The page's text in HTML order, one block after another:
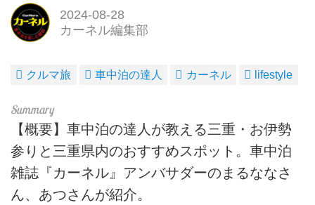
2024-08-28
カーネル編集部
クルマ旅 車中泊の達人 カーネル lifestyle
【概要】車中泊の達人が教える三重・お伊勢
参りと三重県内のおすすめスポット。車中泊
雑誌『カーネル』アンバサダーのまるななさ
ん、あつさんが紹介。